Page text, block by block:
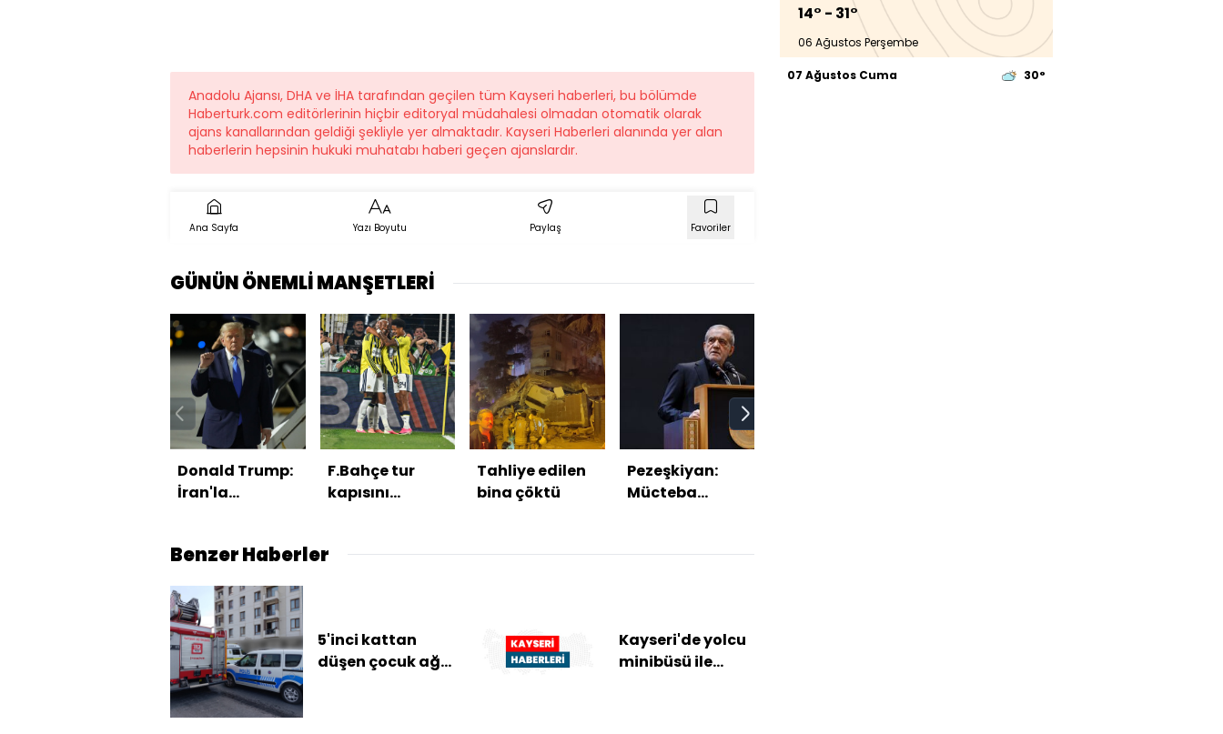
Anadolu Ajansı, DHA ve İHA tarafından geçilen tüm Kayseri haberleri, bu bölümde
Haberturk.com editörlerinin hiçbir editoryal müdahalesi olmadan otomatik olarak
ajans kanallarından geldiği şekliyle yer almaktadır. Kayseri Haberleri alanında yer alan
haberlerin hepsinin hukuki muhatabı haberi geçen ajanslardır.
Ana Sayfa Yazı Boyutu Paylaş Favoriler
GÜNÜN ÖNEMLİ MANŞETLERİ
Donald Trump:
İran'la
F.Bahçe tur
kapısını
Tahliye edilen
bina çöktü
Pezeşkiyan:
Mücteba
kurmak çok zor
Benzer Haberler
5'inci kattan
düşen çocuk ağır
Kayseri'de yolcu
minibüsü ile
14° - 31°
06 Ağustos Perşembe
07 Ağustos Cuma 30°